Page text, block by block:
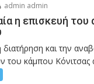
admin admin
η επισκευή του
διατήρηση και την
κάμπου Κόνιτσας